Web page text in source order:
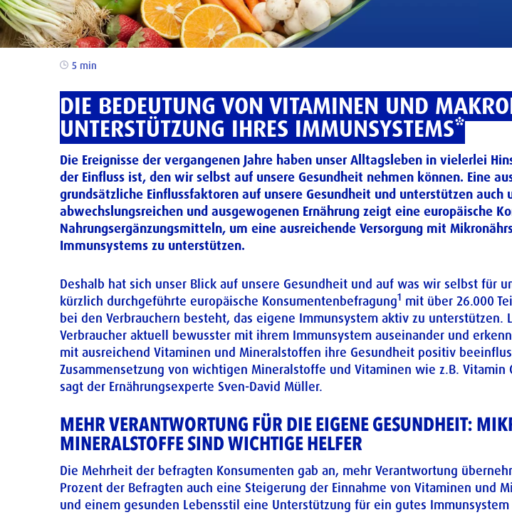
5 min
DIE BEDEUTUNG VON VITAMINEN UND
UNTERSTÜTZUNG IHRES IMMUNSYSTEMS*
Die Ereignisse der vergangenen Jahre haben unser Alltagsleben in vielerlei
der Einfluss ist, den wir selbst auf unsere Gesundheit nehmen können. Eine
grundsätzliche Einflussfaktoren auf unsere Gesundheit und unterstützen
abwechslungsreichen und ausgewogenen Ernährung zeigt eine europäische
Nahrungsergänzungsmitteln, um eine ausreichende Versorgung mit
Immunsystems zu unterstützen.
Deshalb hat sich unser Blick auf unsere Gesundheit und auf was wir selbst für
kürzlich durchgeführte europäische Konsumentenbefragung1 mit über 26.000
bei den Verbrauchern besteht, das eigene Immunsystem aktiv zu unterstützen.
Verbraucher aktuell bewusster mit ihrem Immunsystem auseinander und
mit ausreichend Vitaminen und Mineralstoffen ihre Gesundheit positiv
Zusammensetzung von wichtigen Mineralstoffe und Vitaminen wie z.B.
sagt der Ernährungsexperte Sven-David Müller.
MEHR VERANTWORTUNG FÜR DIE EIGENE GESUNDHEIT:
MINERALSTOFFE SIND WICHTIGE HELFER
Die Mehrheit der befragten Konsumenten gab an, mehr Verantwortung
Prozent der Befragten auch eine Steigerung der Einnahme von Vitaminen und
und einem gesunden Lebensstil eine Unterstützung für ein gutes